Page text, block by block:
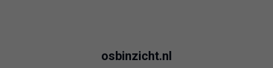
osbinzicht.nl